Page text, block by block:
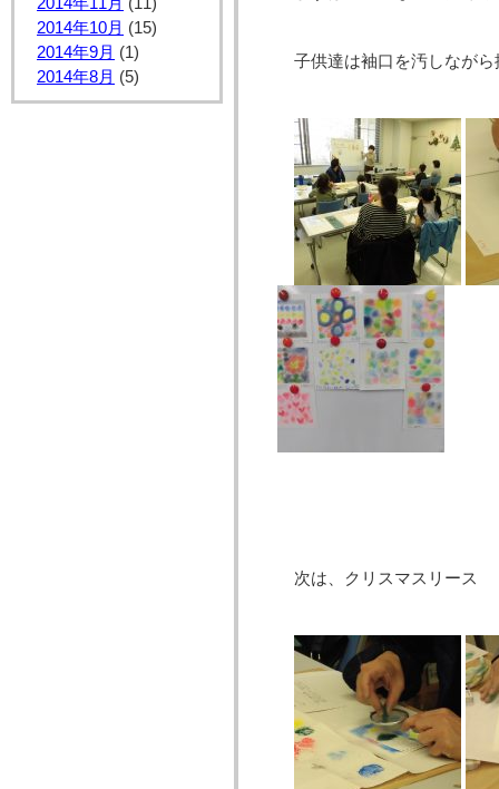
2014年11月 (11)
2014年10月 (15)
2014年9月 (1)
2014年8月 (5)
子供達は袖口を汚しなが
次は、クリスマスリース